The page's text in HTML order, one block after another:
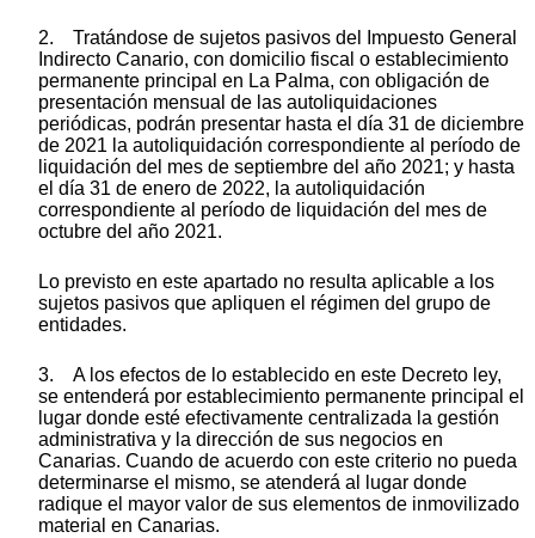
2. Tratándose de sujetos pasivos del Impuesto General
Indirecto Canario, con domicilio fiscal o establecimiento
permanente principal en La Palma, con obligación de
presentación mensual de las autoliquidaciones
periódicas, podrán presentar hasta el día 31 de diciembre
de 2021 la autoliquidación correspondiente al período de
liquidación del mes de septiembre del año 2021; y hasta
el día 31 de enero de 2022, la autoliquidación
correspondiente al período de liquidación del mes de
octubre del año 2021.
Lo previsto en este apartado no resulta aplicable a los
sujetos pasivos que apliquen el régimen del grupo de
entidades.
3. A los efectos de lo establecido en este Decreto ley,
se entenderá por establecimiento permanente principal el
lugar donde esté efectivamente centralizada la gestión
administrativa y la dirección de sus negocios en
Canarias. Cuando de acuerdo con este criterio no pueda
determinarse el mismo, se atenderá al lugar donde
radique el mayor valor de sus elementos de inmovilizado
material en Canarias.